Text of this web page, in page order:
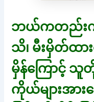
ဘယ်ကတည်းက
သိ၊ မီးမှိတ်ထာ
မှိန်ကြောင့် သူ
ကိုယ်များအား